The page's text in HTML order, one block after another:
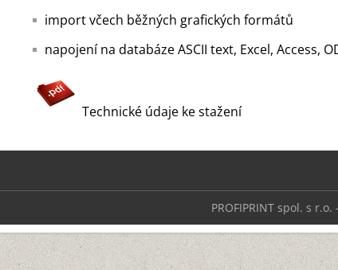
import včech běžných grafických formátů
napojení na databáze ASCII text, Excel, Access,
Technické údaje ke stažení
PROFIPRINT spol. s